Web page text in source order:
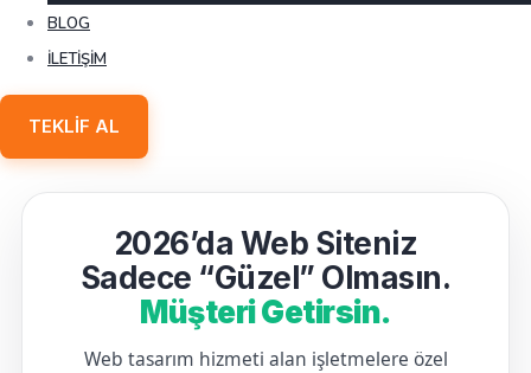
BLOG
İLETIŞIM
TEKLIF AL
2026’da Web Siteniz
Sadece “Güzel” Olmasın.
Müşteri Getirsin.
Web tasarım hizmeti alan işletmelere özel